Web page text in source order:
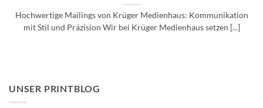
Hochwertige Mailings von Krüger Medienhaus: Kommunikation
mit Stil und Präzision Wir bei Krüger Medienhaus setzen [...]
UNSER PRINTBLOG